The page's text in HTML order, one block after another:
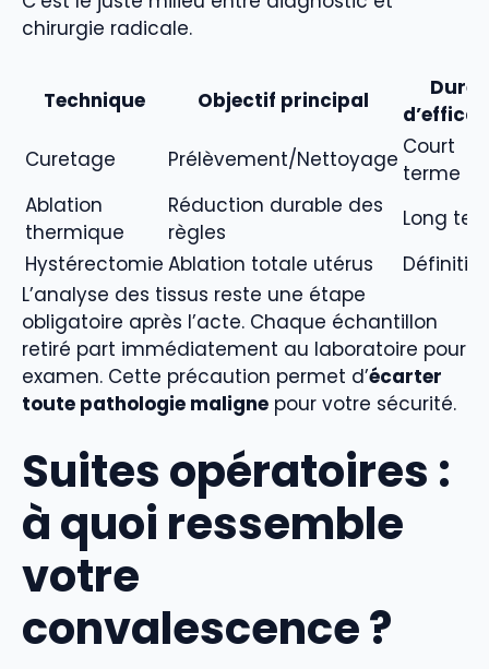
chirurgie radicale.
Technique Objectif principal
Durée
Curetage
Prélèvement/Nettoyage Court
terme
Ablation
thermique
Réduction durable des
règles
Long
Hystérectomie Ablation totale utérus
Définitif
L’analyse des tissus reste une étape
obligatoire après l’acte. Chaque échantillon
retiré part immédiatement au laboratoire pour
examen. Cette précaution permet d’écarter
toute pathologie maligne pour votre sécurité.
Suites opératoires :
à quoi ressemble
votre
convalescence ?